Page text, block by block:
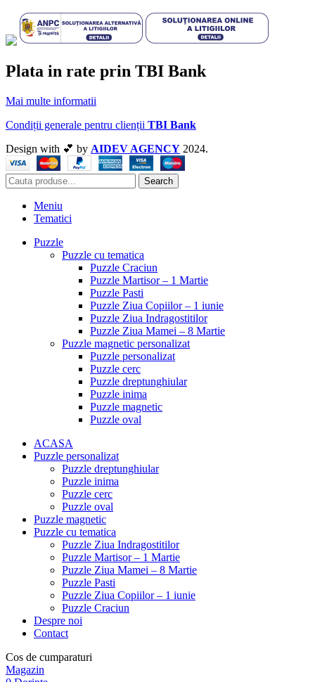
Plata in rate prin TBI Bank
Mai multe informatii
Condiții generale pentru clienții TBI Bank
Design with 💕 by AIDEV AGENCY 2024.
Search
Meniu
Tematici
Puzzle
Puzzle cu tematica
Puzzle Craciun
Puzzle Martisor – 1 Martie
Puzzle Pasti
Puzzle Ziua Copiilor – 1 iunie
Puzzle Ziua Indragostitilor
Puzzle Ziua Mamei – 8 Martie
Puzzle magnetic personalizat
Puzzle personalizat
Puzzle cerc
Puzzle dreptunghiular
Puzzle inima
Puzzle magnetic
Puzzle oval
ACASA
Puzzle personalizat
Puzzle dreptunghiular
Puzzle inima
Puzzle cerc
Puzzle oval
Puzzle magnetic
Puzzle cu tematica
Puzzle Ziua Indragostitilor
Puzzle Martisor – 1 Martie
Puzzle Ziua Mamei – 8 Martie
Puzzle Pasti
Puzzle Ziua Copiilor – 1 iunie
Puzzle Craciun
Despre noi
Contact
Cos de cumparaturi
Magazin